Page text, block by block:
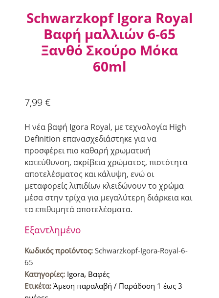
Schwarzkopf Igora Royal
Βαφή μαλλιών 6-65
Ξανθό Σκούρο Μόκα
60ml
7,99 €
Η νέα βαφή Igora Royal, με τεχνολογία High
Definition επανασχεδιάστηκε για να
προσφέρει πιο καθαρή χρωματική
κατεύθυνση, ακρίβεια χρώματος, πιστότητα
αποτελέσματος και κάλυψη, ενώ οι
μεταφορείς λιπιδίων κλειδώνουν το χρώμα
μέσα στην τρίχα για μεγαλύτερη διάρκεια και
τα επιθυμητά αποτελέσματα.
Εξαντλημένο
Κωδικός προϊόντος: Schwarzkopf-Igora-Royal-6-
65
Κατηγορίες: Igora, Βαφές
Ετικέτα: Άμεση παραλαβή / Παράδοση 1 έως 3